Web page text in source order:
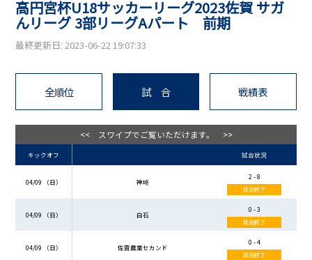
高円宮杯U18サッカーリーグ2023佐賀 サガ
んリーグ 3部リーグAパート 前期
最終更新日: 2023-06-22 19:07:33
全順位 試 合 戦績表
<< スワイプでご覧いただけます。 >>
キックオフ 試合状況
04/09 （日） 神埼
2 - 8
試合終了
04/09 （日） 白石
0 - 3
試合終了
04/09 （日） 佐賀農業セカンド
0 - 4
試合終了